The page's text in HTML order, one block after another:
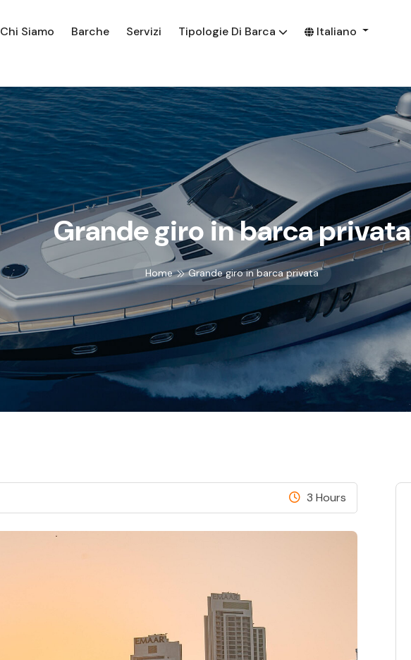
Chi Siamo Barche Servizi Tipologie Di Barca
Italiano
Grande giro in barca privata
Home Grande giro in barca privata
3 Hours